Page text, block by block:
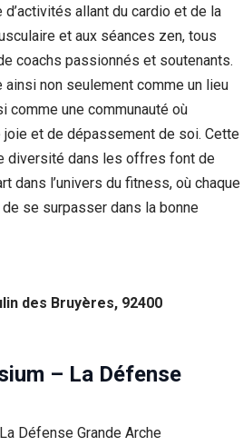
d’activités allant du cardio et de la
et aux séances zen, tous
coachs passionnés et soutenants.
non seulement comme un lieu
comme une communauté où
et de dépassement de soi. Cette
diversité dans les offres font de
dans l’univers du fitness, où chaque
se surpasser dans la bonne
des Bruyères, 92400
– La Défense